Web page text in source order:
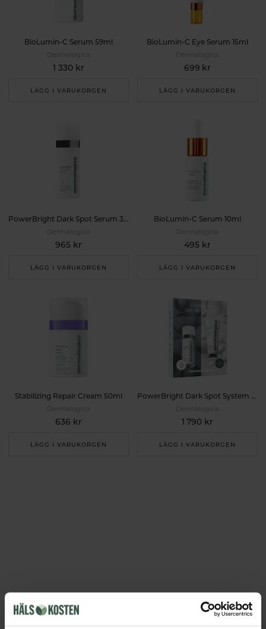
BioLumin-C Serum 59ml
1 330 kr
LÄGG I VARUKORGEN
BioLumin-C Eye Serum 15ml
699 kr
LÄGG I VARUKORGEN
PowerBright Dark Spot Serum 30ml
965 kr
LÄGG I VARUKORGEN
BioLumin-C Serum 10ml
495 kr
LÄGG I VARUKORGEN
Stabilizing Repair Cream 50ml
636 kr
LÄGG I VARUKORGEN
PowerBright Dark Spot System 50ml
1 790 kr
LÄGG I VARUKORGEN